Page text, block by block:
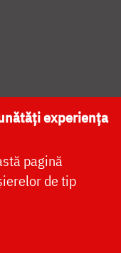
NAȚIONALĂ
MEDIA
experiența
pagină
de tip